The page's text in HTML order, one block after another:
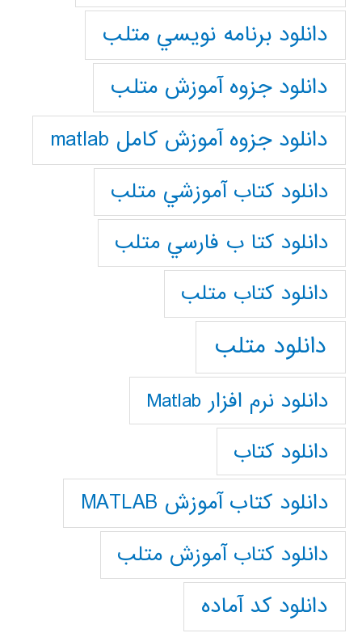
دانلود برنامه نويسي متلب
دانلود جزوه آموزش متلب
دانلود جزوه آموزش کامل matlab
دانلود كتاب آموزشي متلب
دانلود كتا ب فارسي متلب
دانلود كتاب متلب
دانلود متلب
دانلود نرم افزار Matlab
دانلود کتاب
دانلود کتاب آموزش MATLAB
دانلود کتاب آموزش متلب
دانلود کد آماده